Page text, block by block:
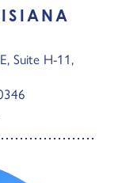
Suite H-11,